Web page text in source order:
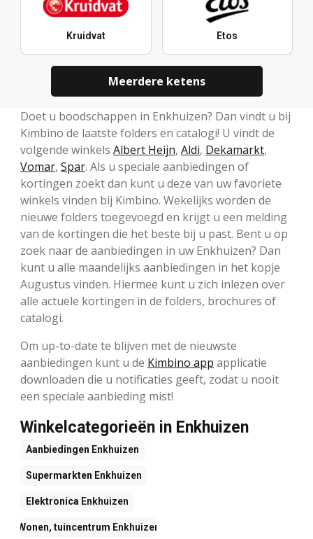
Kruidvat Etos
Meerdere ketens
Doet u boodschappen in Enkhuizen? Dan vindt u bij
Kimbino de laatste folders en catalogi! U vindt de
volgende winkels Albert Heijn, Aldi, Dekamarkt,
Vomar, Spar. Als u speciale aanbiedingen of
kortingen zoekt dan kunt u deze van uw favoriete
winkels vinden bij Kimbino. Wekelijks worden de
nieuwe folders toegevoegd en krijgt u een melding
van de kortingen die het beste bij u past. Bent u op
zoek naar de aanbiedingen in uw Enkhuizen? Dan
kunt u alle maandelijks aanbiedingen in het kopje
Augustus vinden. Hiermee kunt u zich inlezen over
alle actuele kortingen in de folders, brochures of
catalogi.
Om up-to-date te blijven met de nieuwste
aanbiedingen kunt u de Kimbino app applicatie
downloaden die u notificaties geeft, zodat u nooit
een speciale aanbieding mist!
Winkelcategorieën in Enkhuizen
Aanbiedingen Enkhuizen
Supermarkten Enkhuizen
Elektronica Enkhuizen
Wonen, tuincentrum Enkhuizen